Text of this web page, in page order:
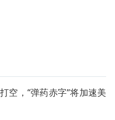
空，“弹药赤字”将加速美